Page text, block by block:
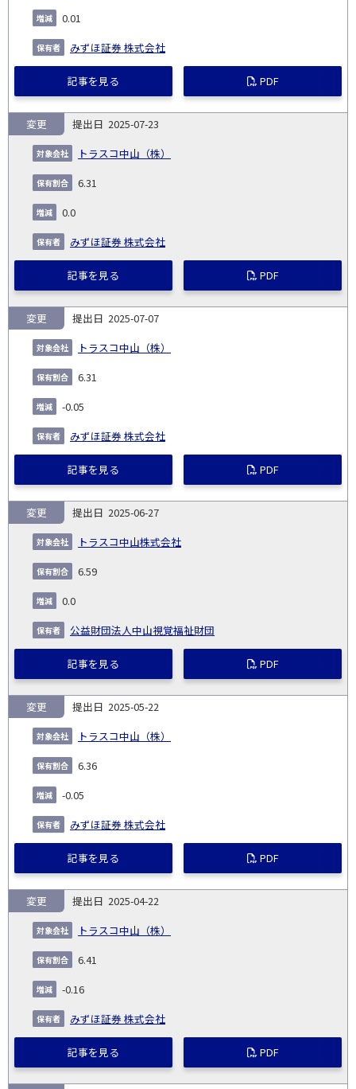
0.01
みずほ証券 株式会社
記事を見る PDF
2025-07-23
トラスコ中山（株）
変更
6.31
0.0
みずほ証券 株式会社
記事を見る PDF
2025-07-07
トラスコ中山（株）
変更
6.31
-0.05
みずほ証券 株式会社
記事を見る PDF
2025-06-27
トラスコ中山株式会社
変更
6.59
0.0
公益財団法人中山視覚福祉財団
記事を見る PDF
2025-05-22
トラスコ中山（株）
変更
6.36
-0.05
みずほ証券 株式会社
記事を見る PDF
2025-04-22
トラスコ中山（株）
変更
6.41
-0.16
みずほ証券 株式会社
記事を見る PDF